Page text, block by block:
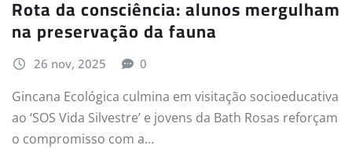
Rota da consciência: alunos mergulham
na preservação da fauna
26 nov, 2025 0
Gincana Ecológica culmina em visitação socioeducativa
ao ‘SOS Vida Silvestre’ e jovens da Bath Rosas reforçam
o compromisso com a…